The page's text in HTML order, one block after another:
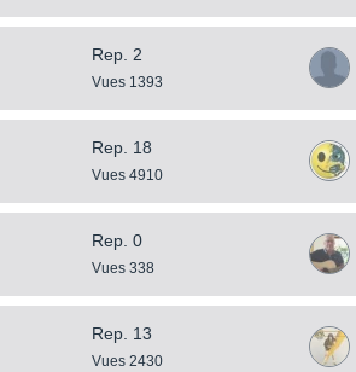
Rep. 2
Vues 1393
Rep. 18
Vues 4910
Rep. 0
Vues 338
Rep. 13
Vues 2430